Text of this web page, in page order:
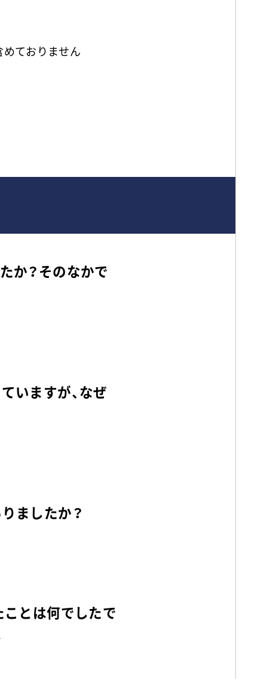
めておりません
か？そのなかで
いますが、なぜ
ましたか？
ことは何でしたで